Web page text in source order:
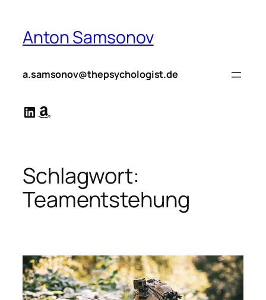
springen
Anton Samsonov
a.samsonov@thepsychologist.de
LinkedIn
Amazon
Schlagwort:
Teamentstehung